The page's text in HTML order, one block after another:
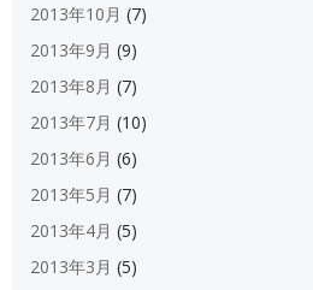
2013年10月 (7)
2013年9月 (9)
2013年8月 (7)
2013年7月 (10)
2013年6月 (6)
2013年5月 (7)
2013年4月 (5)
2013年3月 (5)